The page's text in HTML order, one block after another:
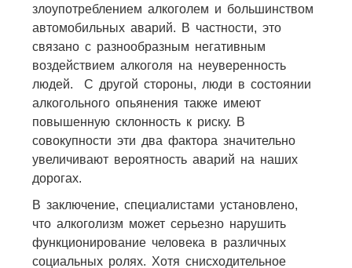
злоупотреблением алкоголем и большинством
автомобильных аварий. В частности, это
связано с разнообразным негативным
воздействием алкоголя на неуверенность
людей. С другой стороны, люди в состоянии
алкогольного опьянения также имеют
повышенную склонность к риску. В
совокупности эти два фактора значительно
увеличивают вероятность аварий на наших
дорогах.
В заключение, специалистами установлено,
что алкоголизм может серьезно нарушить
функционирование человека в различных
социальных ролях. Хотя снисходительное